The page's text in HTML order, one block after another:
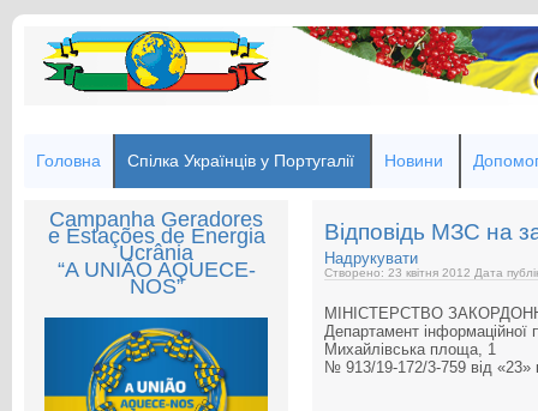
Головна Спілка Українців у Португалії Новини
Campanha Geradores
e Estações de Energia
Ucrânia
“A UNIÃO AQUECE-
NOS”
Відповідь МЗС на
Надрукувати
Створено: 23 квітня 2012 Дата
МІНІСТЕРСТВО
Департамент інформаційної
Михайлівська площа, 1
№ 913/19-172/3-759 від